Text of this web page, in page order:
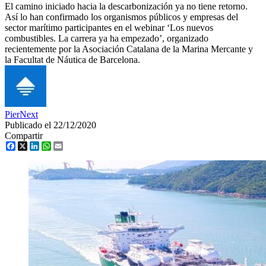
El camino iniciado hacia la descarbonización ya no tiene retorno.
Así lo han confirmado los organismos públicos y empresas del
sector marítimo participantes en el webinar ‘Los nuevos
combustibles. La carrera ya ha empezado’, organizado
recientemente por la Asociación Catalana de la Marina Mercante y
la Facultat de Náutica de Barcelona.
PierNext
Publicado el 22/12/2020
Compartir
Facebook
X LinkedInWhatsApp